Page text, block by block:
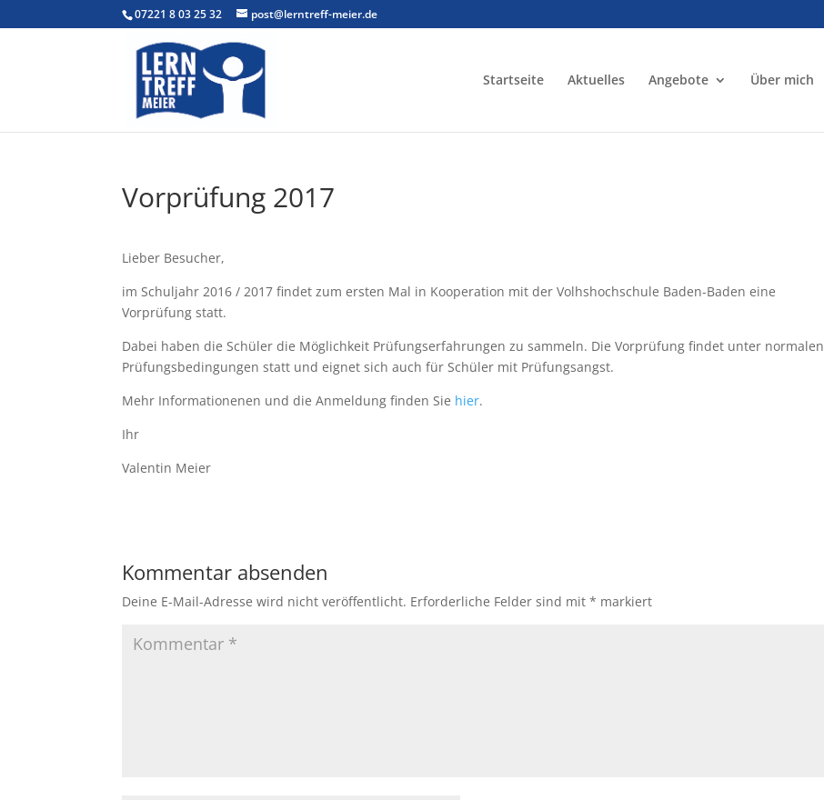
07221 8 03 25 32 post@lerntreff-meier.de
Startseite Aktuelles Angebote Über mich
Vorprüfung 2017
Lieber Besucher,
im Schuljahr 2016 / 2017 findet zum ersten Mal in Kooperation mit der Volhshochschule Baden-Baden eine
Vorprüfung statt.
Dabei haben die Schüler die Möglichkeit Prüfungserfahrungen zu sammeln. Die Vorprüfung findet unter normalen
Prüfungsbedingungen statt und eignet sich auch für Schüler mit Prüfungsangst.
Mehr Informationenen und die Anmeldung finden Sie hier.
Ihr
Valentin Meier
Kommentar absenden
Deine E-Mail-Adresse wird nicht veröffentlicht. Erforderliche Felder sind mit* markiert